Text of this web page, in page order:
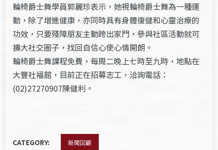
輪椅爵士舞學員郭麗珍表示，她視輪椅爵士舞為一種運
動，除了增進健康，亦同時具有身體復健和心靈治療的
功效，只要殘障朋友主動跨出家門，參與社區活動就可
擴大社交圈子，找回自信心使心情開朗。
輪椅爵士舞課程免費，每周二晚上七時至九時，地點在
大豐社福館，目前正在招募志工，洽詢電話：
(02)27270907陳健利。
CATEGORY: 新聞回顧